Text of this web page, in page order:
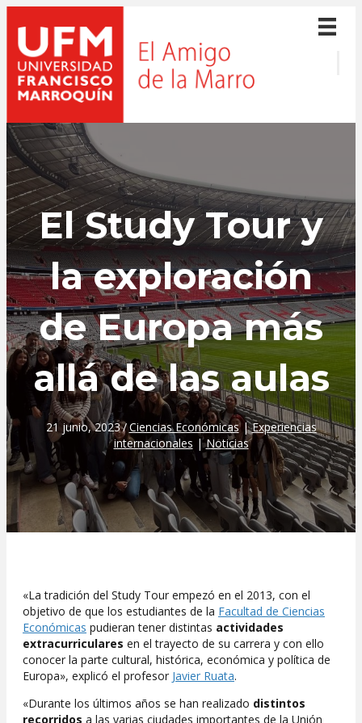
El Study Tour y
la exploración
de Europa más
allá de las aulas
21 junio, 2023/Ciencias Económicas|Experiencias
internacionales |Noticias
«La tradición del Study Tour empezó en el 2013, con el
objetivo de que los estudiantes de la Facultad de Ciencias
Económicas pudieran tener distintas actividades
extracurriculares en el trayecto de su carrera y con ello
conocer la parte cultural, histórica, económica y política de
Europa», explicó el profesor Javier Ruata.
«Durante los últimos años se han realizado distintos
recorridos a las varias ciudades importantes de la Unión